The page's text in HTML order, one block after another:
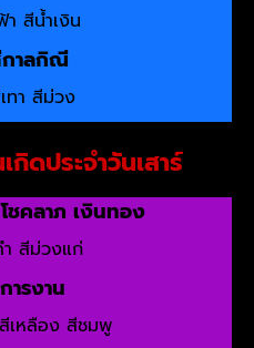
สีน้ำเงิน
าลกิณี
ทา สีม่วง
ดประจำวันเสาร์
ชคลาภ เงินทอง
สีม่วงแก่
การงาน
เหลือง สีชมพู